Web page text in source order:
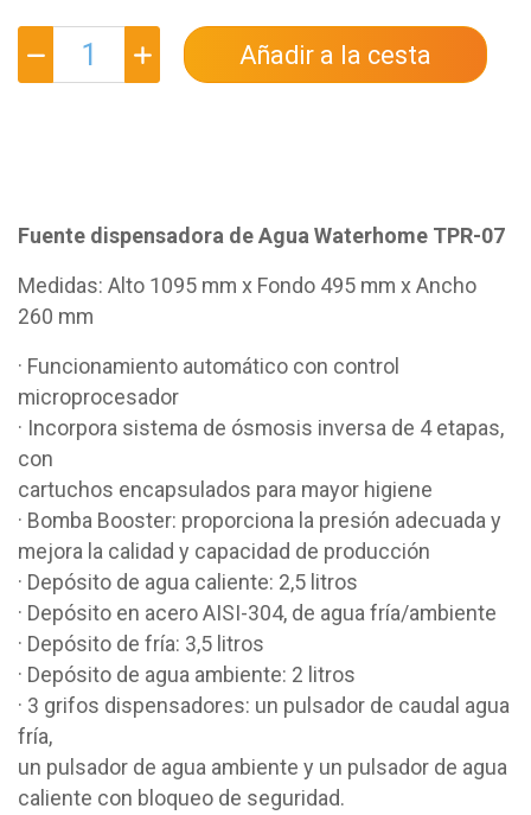
Añadir a la cesta
Fuente dispensadora de Agua Waterhome TPR-07
Medidas: Alto 1095 mm x Fondo 495 mm x Ancho
260 mm
· Funcionamiento automático con control
microprocesador
· Incorpora sistema de ósmosis inversa de 4 etapas,
con
cartuchos encapsulados para mayor higiene
· Bomba Booster: proporciona la presión adecuada y
mejora la calidad y capacidad de producción
· Depósito de agua caliente: 2,5 litros
· Depósito en acero AISI-304, de agua fría/ambiente
· Depósito de fría: 3,5 litros
· Depósito de agua ambiente: 2 litros
· 3 grifos dispensadores: un pulsador de caudal agua
fría,
un pulsador de agua ambiente y un pulsador de agua
caliente con bloqueo de seguridad.